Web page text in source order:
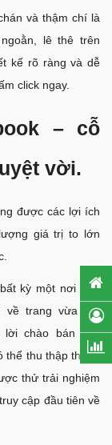
và thậm chí là
lê thê trên
kế rõ ràng và dễ
click ngay.
– cỗ
vời.
được các lợi ích
giá trị to lớn
kỳ một nơi nào
về trang vừa tạo
lời chào bán sản
thể thu thập thông
thử trải nghiệm
cập đầu tiên về